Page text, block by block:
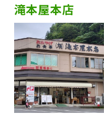
滝本屋本店